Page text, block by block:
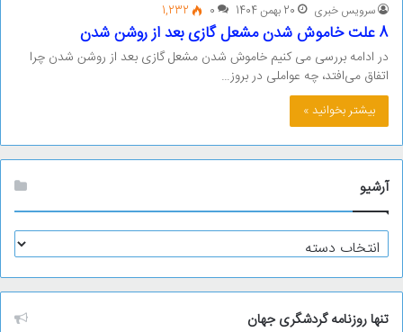
سرویس خبری 20 بهمن 1404 0
1,232
8 علت خاموش شدن مشعل گازی بعد از روشن شدن
در ادامه بررسی می‌ کنیم خاموش شدن مشعل گازی بعد از روشن شدن چرا
اتفاق می‌افتد، چه عواملی در بروز…
بیشتر بخوانید »
آرشیو
آ
ر
ش
ی
و
تنها روزنامه گردشگری جهان